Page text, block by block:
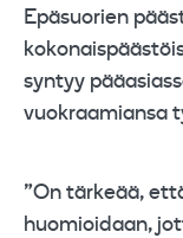
Epäsuorien
syntyy
vuokraamiansa
”On tärkeää,
huomioidaan,